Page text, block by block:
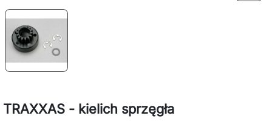
TRAXXAS - kielich sprzęgła